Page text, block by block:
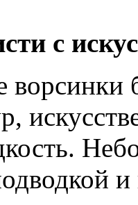
с
ворсинки